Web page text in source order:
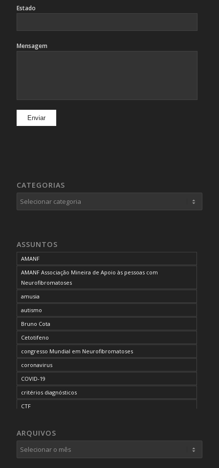
Estado
Mensagem
CATEGORIAS
Categorias
ASSUNTOS
AMANF
AMANF Associação Mineira de Apoio às pessoas com
Neurofibromatoses
amusia
autismo
Bruno Cota
Cetotifeno
congresso Mundial em Neurofibromatoses
coronavirus
COVID-19
critérios diagnósticos
CTF
desordem do processamento auditivo
diagnóstico
ARQUIVOS